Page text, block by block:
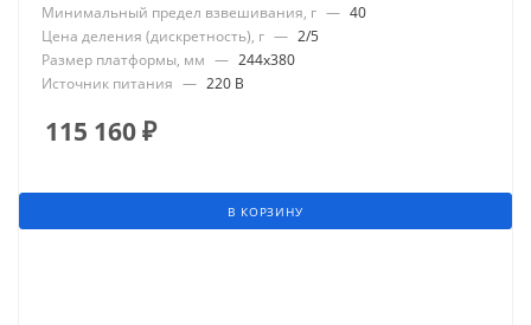
Минимальный предел взвешивания, г — 40
Цена деления (дискретность), г — 2/5
Размер платформы, мм — 244x380
Источник питания — 220 В
115 160₽
В КОРЗИНУ